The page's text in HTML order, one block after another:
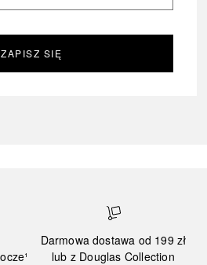
ZAPISZ SIĘ
Darmowa dostawa od 199 zł
lub z Douglas Collection